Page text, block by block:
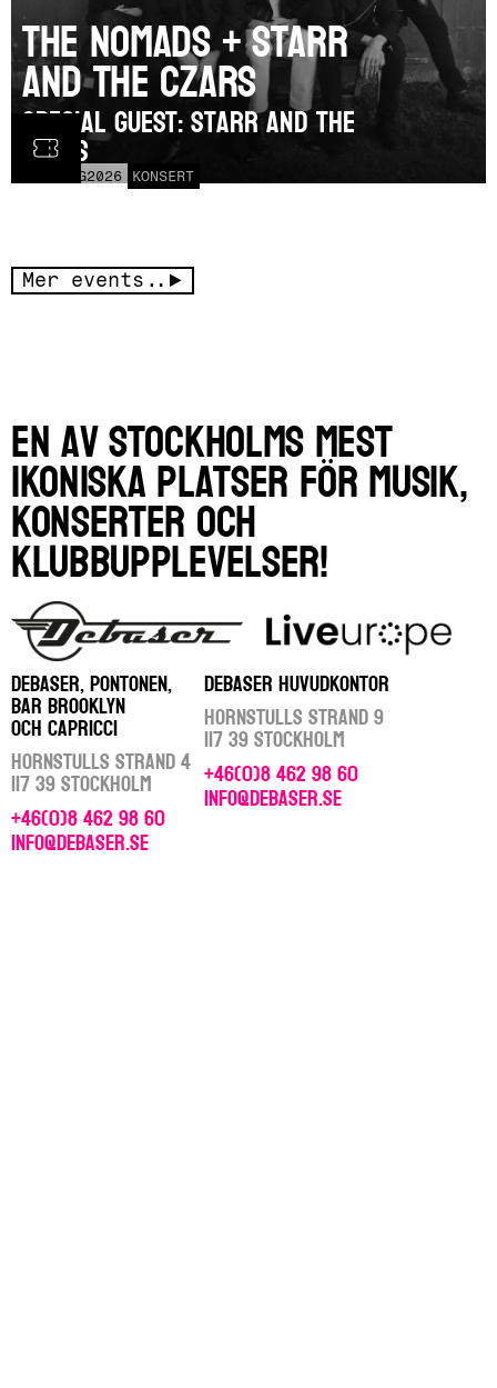
AUG2026 KONSERT
The Nomads + Starr
and the Czars
SPECIAL GUEST: Starr and the
Czars
Mer events..
En av Stockholms mest
ikoniska platser för musik,
konserter och
klubbupplevelser!
DEBASER, PONTONEN,
BAR BROOKLYN
OCH CAPRICCI
Hornstulls Strand 4
117 39 Stockholm
+46(0)8 462 98 60
info@debaser.se
DEBASER HUVUDKONTOR
Hornstulls Strand 9
117 39 Stockholm
+46(0)8 462 98 60
info@debaser.se